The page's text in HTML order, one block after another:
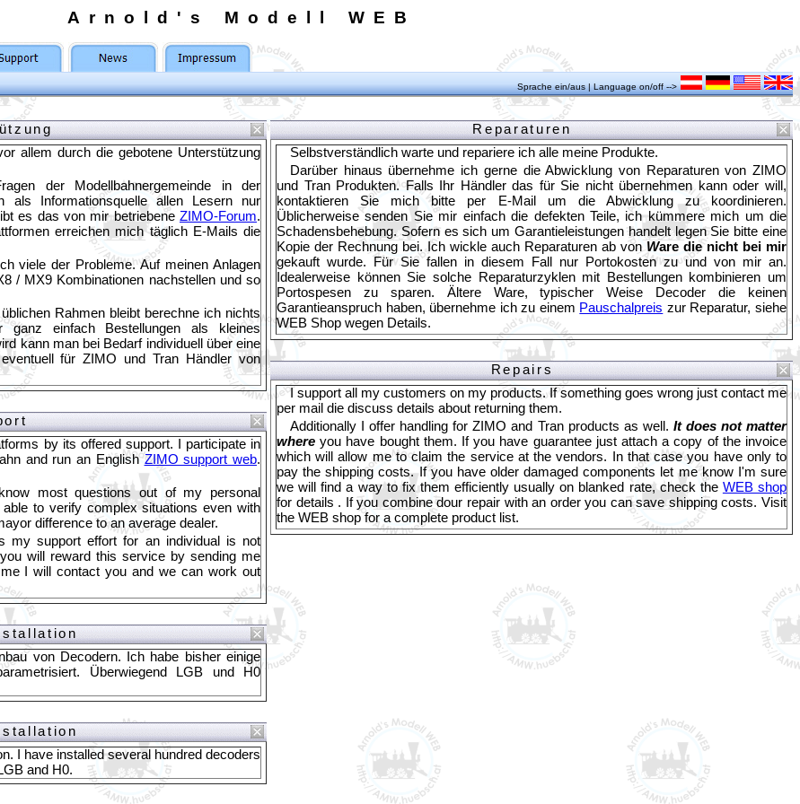
Arnold's Modell WEB
Sprache ein/aus | Language on/off -->
allem durch die gebotene Unterstützung
der Modellbahnergemeinde in der
als Informationsquelle allen Lesern nur
es das von mir betriebene ZIMO-Forum.
erreichen mich täglich E-Mails die
viele der Probleme. Auf meinen Anlagen
/ MX9 Kombinationen nachstellen und so
Rahmen bleibt berechne ich nichts
einfach Bestellungen als kleines
kann man bei Bedarf individuell über eine
für ZIMO und Tran Händler von
by its offered support. I participate in
and run an EnglishZIMO support web.
most questions out of my personal
to verify complex situations even with
difference to an average dealer.
my support effort for an individual is not
will reward this service by sending me
I will contact you and we can work out
von Decodern. Ich habe bisher einige
Überwiegend LGB und H0
I have installed several hundred decoders
and H0.
Reparaturen
Selbstverständlich warte und repariere ich alle meine Produkte.
Darüber hinaus übernehme ich gerne die Abwicklung von Reparaturen von ZIMO
und Tran Produkten. Falls Ihr Händler das für Sie nicht übernehmen kann oder will,
kontaktieren Sie mich bitte per E-Mail um die Abwicklung zu koordinieren.
Üblicherweise senden Sie mir einfach die defekten Teile, ich kümmere mich um die
Schadensbehebung. Sofern es sich um Garantieleistungen handelt legen Sie bitte eine
Kopie der Rechnung bei. Ich wickle auch Reparaturen ab von Ware die nicht bei mir
gekauft wurde. Für Sie fallen in diesem Fall nur Portokosten zu und von mir an.
Idealerweise können Sie solche Reparaturzyklen mit Bestellungen kombinieren um
Portospesen zu sparen. Ältere Ware, typischer Weise Decoder die keinen
Garantieanspruch haben, übernehme ich zu einem Pauschalpreis zur Reparatur, siehe
WEB Shop wegen Details.
Repairs
I support all my customers on my products. If something goes wrong just contact me
per mail die discuss details about returning them.
Additionally I offer handling for ZIMO and Tran products as well. It does not matter
where you have bought them. If you have guarantee just attach a copy of the invoice
which will allow me to claim the service at the vendors. In that case you have only to
pay the shipping costs. If you have older damaged components let me know I'm sure
we will find a way to fix them efficiently usually on blanked rate, check the WEB shop
for details . If you combine dour repair with an order you can save shipping costs. Visit
the WEB shop for a complete product list.